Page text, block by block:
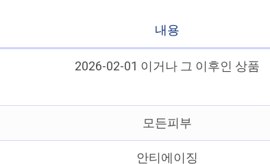
내용
2026-02-01 이거나 그 이후인 상품
모든피부
안티에이징